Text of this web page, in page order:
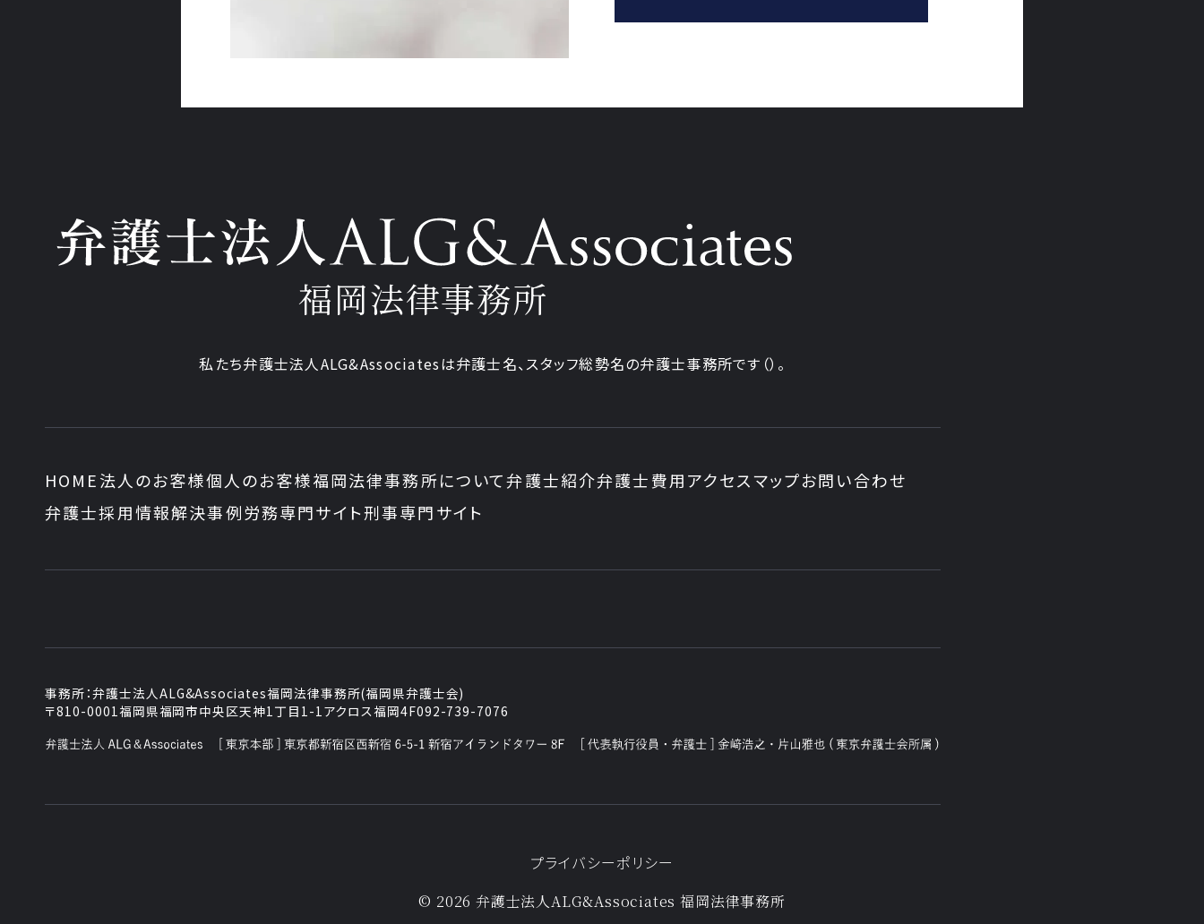
福岡法律事務所
私たち弁護士法人ALG&Associatesは弁護士名、スタッフ総勢名の弁護士事務所です （）。
HOME法人のお客様個人のお客様福岡法律事務所について弁護士紹介弁護士費用アクセスマップお問い合わせ
弁護士採用情報解決事例労務専門サイト刑事専門サイト
事務所：弁護士法人ALG&Associates福岡法律事務所(福岡県弁護士会)
〒810-0001福岡県福岡市中央区天神1丁目1-1アクロス福岡4F092-739-7076
プライバシーポリシー
© 2026 弁護士法人ALG&Associates 福岡法律事務所